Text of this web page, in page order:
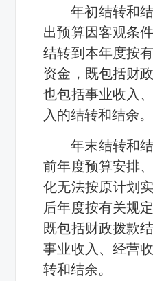
年初结转和
出预算因客观条
结转到本年度按
资金，既包括财
也包括事业收入
入的结转和结余。
年末结转和
前年度预算安排
化无法按原计划
后年度按有关规
既包括财政拨款
事业收入、经营
转和结余。